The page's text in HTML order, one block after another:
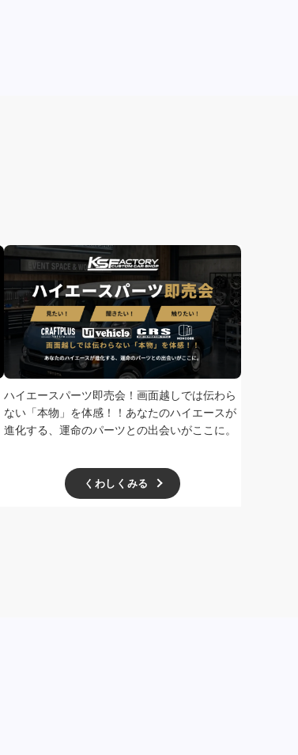
ハイエースパーツ即売会！画面越しでは伝わら
ない「本物」を体感！！あなたのハイエースが
進化する、運命のパーツとの出会いがここに。
くわしくみる